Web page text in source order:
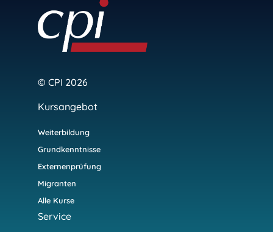
© CPI 2026
Kursangebot
Weiterbildung
Grundkenntnisse
Externenprüfung
Migranten
Alle Kurse
Service